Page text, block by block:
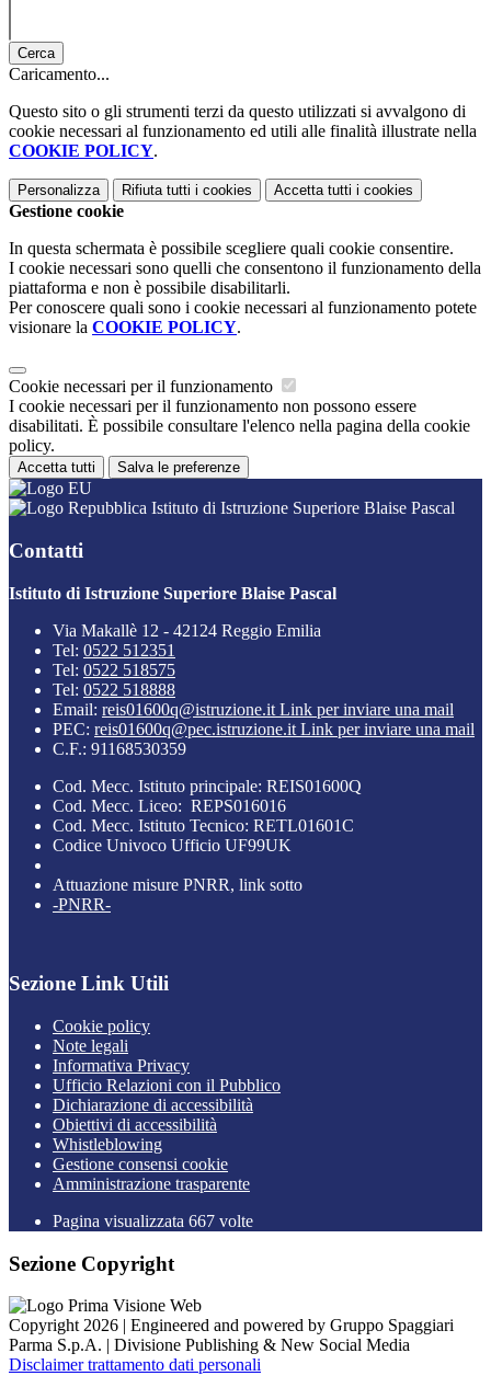
Cerca
Caricamento...
Questo sito o gli strumenti terzi da questo utilizzati si avvalgono di
cookie necessari al funzionamento ed utili alle finalità illustrate nella
COOKIE POLICY.
Personalizza Rifiuta tutti i cookies Accetta tutti i cookies
Gestione cookie
In questa schermata è possibile scegliere quali cookie consentire.
I cookie necessari sono quelli che consentono il funzionamento della
piattaforma e non è possibile disabilitarli.
Per conoscere quali sono i cookie necessari al funzionamento potete
visionare la COOKIE POLICY.
Cookie necessari per il funzionamento
I cookie necessari per il funzionamento non possono essere
disabilitati. È possibile consultare l'elenco nella pagina della cookie
policy.
Accetta tutti Salva le preferenze
Istituto di Istruzione Superiore Blaise Pascal
Contatti
Istituto di Istruzione Superiore Blaise Pascal
Via Makallè 12 - 42124 Reggio Emilia
Tel: 0522 512351
Tel: 0522 518575
Tel: 0522 518888
Email: reis01600q@istruzione.it Link per inviare una mail
PEC: reis01600q@pec.istruzione.it Link per inviare una mail
C.F.: 91168530359
Cod. Mecc. Istituto principale: REIS01600Q
Cod. Mecc. Liceo: REPS016016
Cod. Mecc. Istituto Tecnico: RETL01601C
Codice Univoco Ufficio UF99UK
Attuazione misure PNRR, link sotto
-PNRR-
Sezione Link Utili
Cookie policy
Note legali
Informativa Privacy
Ufficio Relazioni con il Pubblico
Dichiarazione di accessibilità
Obiettivi di accessibilità
Whistleblowing
Gestione consensi cookie
Amministrazione trasparente
Pagina visualizzata 667 volte
Sezione Copyright
Copyright 2026 | Engineered and powered by Gruppo Spaggiari
Parma S.p.A. | Divisione Publishing & New Social Media
Disclaimer trattamento dati personali